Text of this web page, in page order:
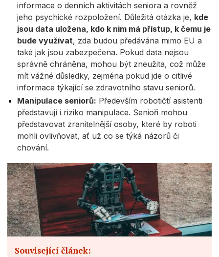
informace o denních aktivitách seniora a rovněž
jeho psychické rozpoložení. Důležitá otázka je, kde
jsou data uložena, kdo k nim má přístup, k čemu je
bude využívat, zda budou předávána mimo EU a
také jak jsou zabezpečena. Pokud data nejsou
správně chráněna, mohou být zneužita, což může
mít vážné důsledky, zejména pokud jde o citlivé
informace týkající se zdravotního stavu seniorů.
Manipulace seniorů: Především robotičtí asistenti
představují i riziko manipulace. Senioři mohou
představovat zranitelnější osoby, které by roboti
mohli ovlivňovat, ať už co se týká názorů či
chování.
Související článek: